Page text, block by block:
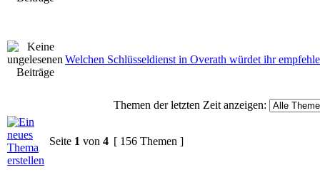
Welchen Schlüsseldienst in Overath würdet ihr
Themen der letzten Zeit anzeigen:
Seite 1 von 4 [ 156 Themen ]